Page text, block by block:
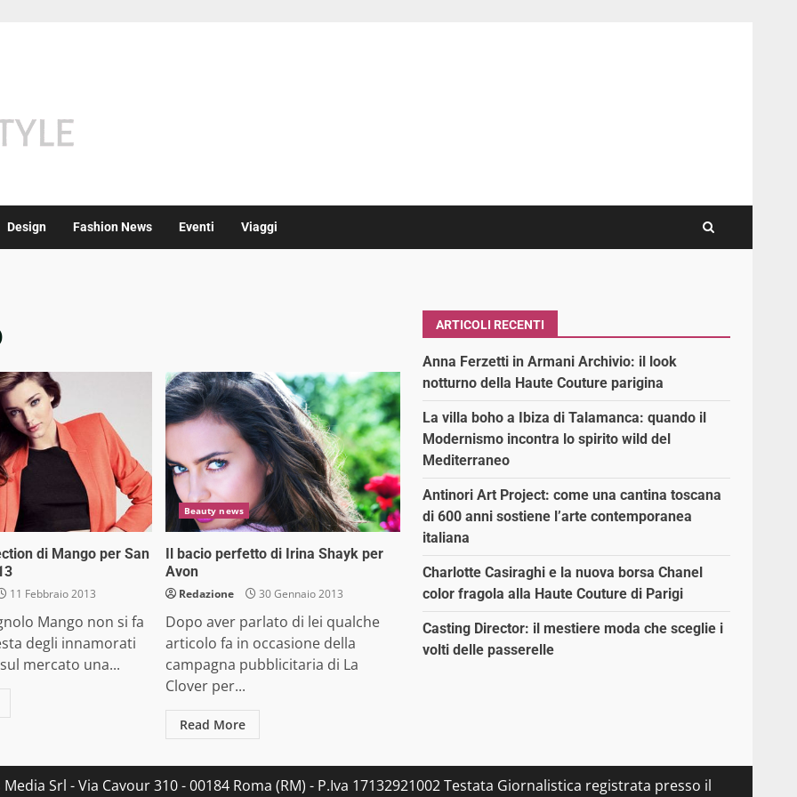
Design Fashion News Eventi Viaggi
di Mango per San
11 Febbraio 2013
Mango non si fa
degli innamorati
mercato una...
Beauty news
Il bacio perfetto di Irina Shayk per
Avon
Redazione 30 Gennaio 2013
Dopo aver parlato di lei qualche
articolo fa in occasione della
campagna pubblicitaria di La
Clover per...
Read More
ARTICOLI RECENTI
Anna Ferzetti in Armani Archivio: il look
notturno della Haute Couture parigina
La villa boho a Ibiza di Talamanca: quando il
Modernismo incontra lo spirito wild del
Mediterraneo
Antinori Art Project: come una cantina toscana
di 600 anni sostiene l’arte contemporanea
italiana
Charlotte Casiraghi e la nuova borsa Chanel
color fragola alla Haute Couture di Parigi
Casting Director: il mestiere moda che sceglie i
volti delle passerelle
Srl - Via Cavour 310 - 00184 Roma (RM) - P.Iva 17132921002 Testata Giornalistica registrata presso il